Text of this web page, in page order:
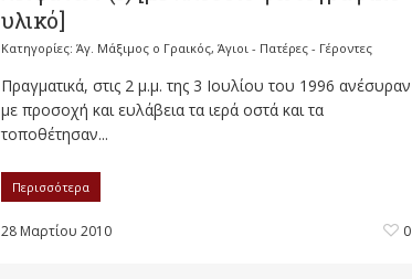
υλικό]
Κατηγορίες: Άγ. Μάξιμος ο Γραικός, Άγιοι - Πατέρες - Γέροντες
Πραγματικά, στις 2 μ.μ. της 3 Ιουλίου του 1996 ανέσυραν
με προσοχή και ευλάβεια τα ιερά οστά και τα
τοποθέτησαν...
Περισσότερα
28 Μαρτίου 2010 0